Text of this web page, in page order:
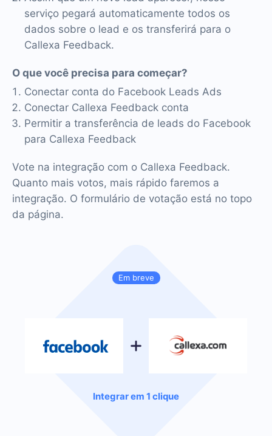
Em breve
Integrar em 1 clique
serviço pegará automaticamente todos os
dados sobre o lead e os transferirá para o
Callexa Feedback.
O que você precisa para começar?
Conectar conta do Facebook Leads Ads
Conectar Callexa Feedback conta
Permitir a transferência de leads do Facebook
para Callexa Feedback
Vote na integração com o Callexa Feedback.
Quanto mais votos, mais rápido faremos a
integração. O formulário de votação está no topo
da página.